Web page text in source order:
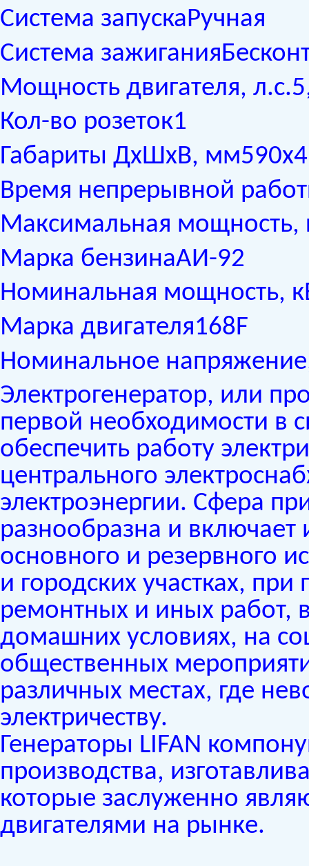
Система запускаРучная
Система
Мощность двигателя,
Кол-во розеток1
Габариты ДхШхВ,
Время непрерывной
Максимальная мощность,
Марка бензинаАИ-92
Номинальная мощность,
Марка двигателя168F
Номинальное
Электрогенератор, или
первой необходимости в
обеспечить работу
центрального
электроэнергии. Сфера
разнообразна и включает
основного и резервного
и городских участках,
ремонтных и иных
домашних условиях, на
общественных
различных местах, где
электричеству.
Генераторы LIFAN
производства,
которые заслуженно
двигателями на рынке.